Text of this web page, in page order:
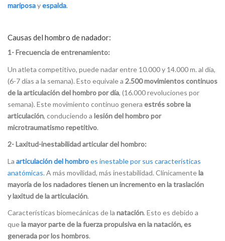
mariposayespalda.
Causas del hombro de nadador:
1- Frecuencia de entrenamiento:
Un atleta competitivo, puede nadar entre 10.000 y 14.000 m. al día,
(6-7 días a la semana). Esto equivale a 2.500 movimientos continuos
de la articulación del hombro por día, (16.000 revoluciones por
semana). Este movimiento continuo genera estrés sobre la
articulación, conduciendo a lesión del hombro por
microtraumatismo repetitivo.
2- Laxitud-inestabilidad articular del hombro:
La articulación del hombroes inestable por sus características
anatómicas. A más movilidad, más inestabilidad. Clínicamentela
mayoría de los nadadores tienen un incremento en la traslación
y laxitud de la articulación.
Características biomecánicas de la natación. Esto es debido a
quela mayor parte de la fuerza propulsiva en la natación, es
generada por los hombros.